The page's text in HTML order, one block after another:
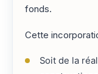
fonds.
Cette
Soit de la